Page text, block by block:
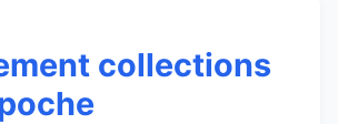
collections